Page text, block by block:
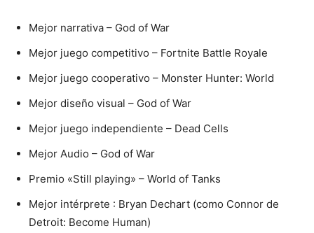
Mejor narrativa – God of War
Mejor juego competitivo – Fortnite Battle Royale
Mejor juego cooperativo – Monster Hunter: World
Mejor diseño visual – God of War
Mejor juego independiente – Dead Cells
Mejor Audio – God of War
Premio «Still playing» – World of Tanks
Mejor intérprete : Bryan Dechart (como Connor de
Detroit: Become Human)